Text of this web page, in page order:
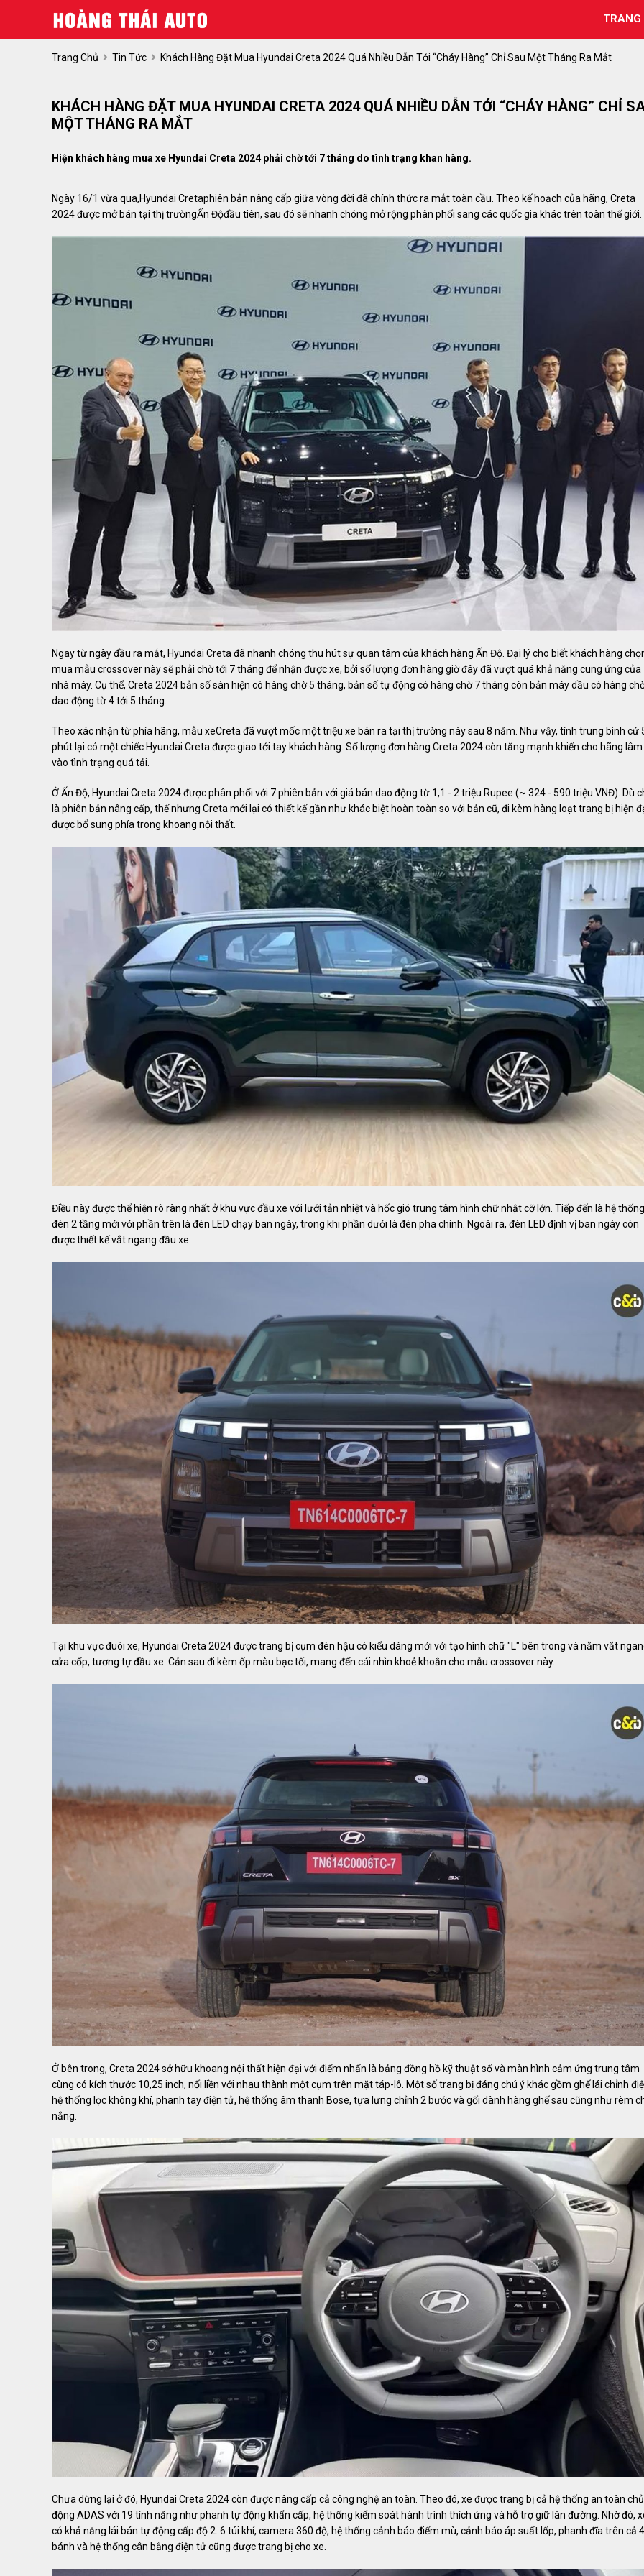
TRANG
Trang Chủ Tin Tức Khách Hàng Đặt Mua Hyundai Creta 2024 Quá Nhiều Dẫn Tới “cháy Hàng” Chỉ Sau Một Tháng Ra Mắt
KHÁCH HÀNG ĐẶT MUA HYUNDAI CRETA 2024 QUÁ NHIỀU DẪN TỚI “CHÁY HÀNG” CHỈ
MỘT THÁNG RA MẮT
Hiện khách hàng mua xe Hyundai Creta 2024 phải chờ tới 7 tháng do tình trạng khan hàng.
Ngày 16/1 vừa qua,Hyundai Cretaphiên bản nâng cấp giữa vòng đời đã chính thức ra mắt toàn cầu. Theo kế hoạch của hãng, Creta
2024 được mở bán tại thị trườngẤn Độđầu tiên, sau đó sẽ nhanh chóng mở rộng phân phối sang các quốc gia khác trên toàn thế giới.
Ngay từ ngày đầu ra mắt, Hyundai Creta đã nhanh chóng thu hút sự quan tâm của khách hàng Ấn Độ. Đại lý cho biết khách hàng
mua mẫu crossover này sẽ phải chờ tới 7 tháng để nhận được xe, bởi số lượng đơn hàng giờ đây đã vượt quá khả năng cung ứng của
nhà máy. Cụ thể, Creta 2024 bản số sàn hiện có hàng chờ 5 tháng, bản số tự động có hàng chờ 7 tháng còn bản máy dầu có hàng
dao động từ 4 tới 5 tháng.
Theo xác nhận từ phía hãng, mẫu xeCreta đã vượt mốc một triệu xe bán ra tại thị trường này sau 8 năm. Như vậy, tính trung bình cứ
phút lại có một chiếc Hyundai Creta được giao tới tay khách hàng. Số lượng đơn hàng Creta 2024 còn tăng mạnh khiến cho hãng lâm
vào tình trạng quá tải.
Ở Ấn Độ, Hyundai Creta 2024 được phân phối với 7 phiên bản với giá bán dao động từ 1,1 - 2 triệu Rupee (~ 324 - 590 triệu VNĐ). Dù
là phiên bản nâng cấp, thế nhưng Creta mới lại có thiết kế gần như khác biệt hoàn toàn so với bản cũ, đi kèm hàng loạt trang bị hiện
được bổ sung phía trong khoang nội thất.
Điều này được thể hiện rõ ràng nhất ở khu vực đầu xe với lưới tản nhiệt và hốc gió trung tâm hình chữ nhật cỡ lớn. Tiếp đến là hệ thống
đèn 2 tầng mới với phần trên là đèn LED chạy ban ngày, trong khi phần dưới là đèn pha chính. Ngoài ra, đèn LED định vị ban ngày còn
được thiết kế vắt ngang đầu xe.
Tại khu vực đuôi xe, Hyundai Creta 2024 được trang bị cụm đèn hậu có kiểu dáng mới với tạo hình chữ "L" bên trong và nằm vắt
cửa cốp, tương tự đầu xe. Cản sau đi kèm ốp màu bạc tối, mang đến cái nhìn khoẻ khoắn cho mẫu crossover này.
Ở bên trong, Creta 2024 sở hữu khoang nội thất hiện đại với điểm nhấn là bảng đồng hồ kỹ thuật số và màn hình cảm ứng trung tâm
cùng có kích thước 10,25 inch, nối liền với nhau thành một cụm trên mặt táp-lô. Một số trang bị đáng chú ý khác gồm ghế lái chỉnh
hệ thống lọc không khí, phanh tay điện tử, hệ thống âm thanh Bose, tựa lưng chỉnh 2 bước và gối dành hàng ghế sau cũng như rèm
nắng.
Chưa dừng lại ở đó, Hyundai Creta 2024 còn được nâng cấp cả công nghệ an toàn. Theo đó, xe được trang bị cả hệ thống an toàn chủ
động ADAS với 19 tính năng như phanh tự động khẩn cấp, hệ thống kiểm soát hành trình thích ứng và hỗ trợ giữ làn đường. Nhờ đó,
có khả năng lái bán tự động cấp độ 2. 6 túi khí, camera 360 độ, hệ thống cảnh báo điểm mù, cảnh báo áp suất lốp, phanh đĩa trên cả 4
bánh và hệ thống cân bằng điện tử cũng được trang bị cho xe.